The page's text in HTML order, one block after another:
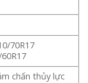
70R17
chấn thủy lực